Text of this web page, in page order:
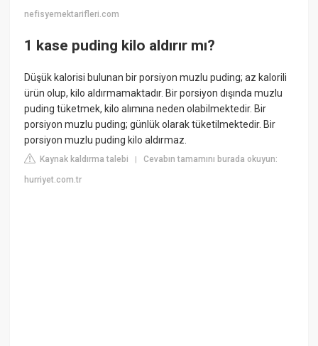
nefisyemektarifleri.com
1 kase puding kilo aldırır mı?
Düşük kalorisi bulunan bir porsiyon muzlu puding; az kalorili
ürün olup, kilo aldırmamaktadır. Bir porsiyon dışında muzlu
puding tüketmek, kilo alımına neden olabilmektedir. Bir
porsiyon muzlu puding; günlük olarak tüketilmektedir. Bir
porsiyon muzlu puding kilo aldırmaz.
Kaynak kaldırma talebi |Cevabın tamamını burada okuyun:
hurriyet.com.tr